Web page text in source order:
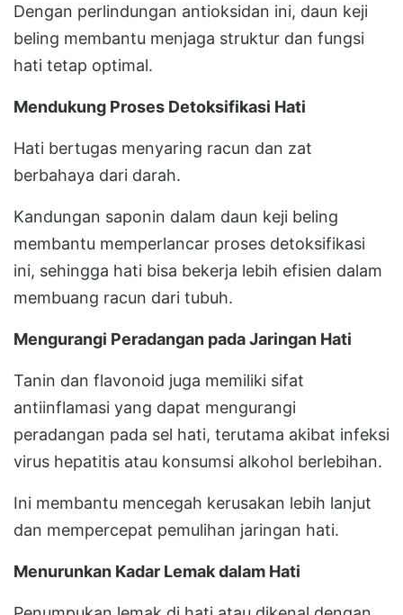
Dengan perlindungan antioksidan ini, daun keji
beling membantu menjaga struktur dan fungsi
hati tetap optimal.
Mendukung Proses Detoksifikasi Hati
Hati bertugas menyaring racun dan zat
berbahaya dari darah.
Kandungan saponin dalam daun keji beling
membantu memperlancar proses detoksifikasi
ini, sehingga hati bisa bekerja lebih efisien dalam
membuang racun dari tubuh.
Mengurangi Peradangan pada Jaringan Hati
Tanin dan flavonoid juga memiliki sifat
antiinflamasi yang dapat mengurangi
peradangan pada sel hati, terutama akibat infeksi
virus hepatitis atau konsumsi alkohol berlebihan.
Ini membantu mencegah kerusakan lebih lanjut
dan mempercepat pemulihan jaringan hati.
Menurunkan Kadar Lemak dalam Hati